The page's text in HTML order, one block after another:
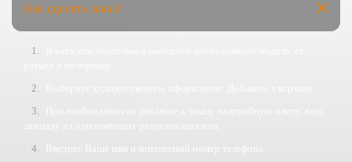
Как сделать заказ?
лампаду из одноименных разделов каталога.
Введите Ваше имя и контактный номер телефона.